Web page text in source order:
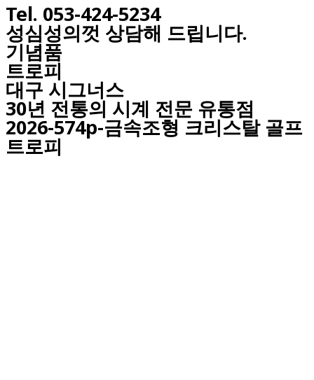
Tel. 053-424-5234
성심성의껏 상담해 드립니다.
기념품
트로피
대구 시그너스
30년 전통의 시계 전문 유통점
2026-574p-금속조형 크리스탈 골프
트로피